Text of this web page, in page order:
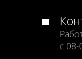
с 08-